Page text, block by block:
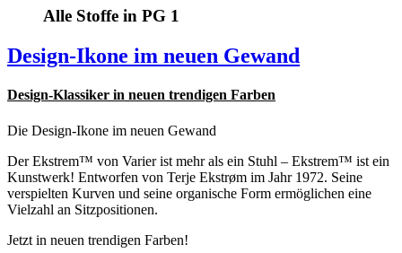
Alle Stoffe in PG 1
Design-Ikone im neuen Gewand
Design-Klassiker in neuen trendigen Farben
Die Design-Ikone im neuen Gewand
Der Ekstrem™ von Varier ist mehr als ein Stuhl – Ekstrem™ ist ein
Kunstwerk! Entworfen von Terje Ekstrøm im Jahr 1972. Seine
verspielten Kurven und seine organische Form ermöglichen eine
Vielzahl an Sitzpositionen.
Jetzt in neuen trendigen Farben!